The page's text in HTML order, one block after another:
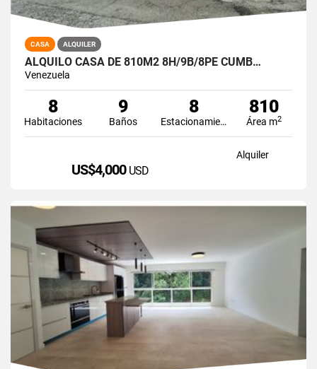
CASA ALQUILER
ALQUILO CASA DE 810M2 8H/9B/8PE CUMB…
Venezuela
8
Habitaciones
9
Baños
8
Estacionamiento
810
Área m2
Alquiler
US$4,000 USD